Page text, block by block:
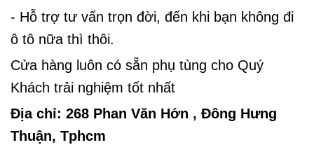
- Hỗ trợ tư vấn trọn đời, đến khi bạn không đi
ô tô nữa thì thôi.
Cửa hàng luôn có sẵn phụ tùng cho Quý
Khách trải nghiệm tốt nhất
Địa chỉ: 268 Phan Văn Hớn , Đông Hưng
Thuận, Tphcm